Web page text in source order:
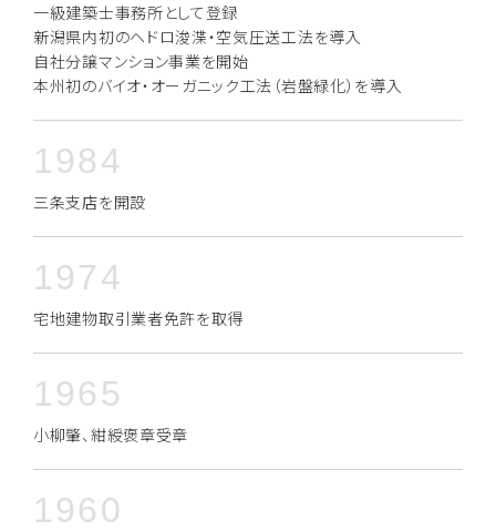
一級建築士事務所として登録
新潟県内初のヘドロ浚渫・空気圧送工法を導入
自社分譲マンション事業を開始
本州初のバイオ・オーガニック工法（岩盤緑化）を導入
1984
三条支店を開設
1974
宅地建物取引業者免許を取得
1965
小柳肇、紺綬褒章受章
1960